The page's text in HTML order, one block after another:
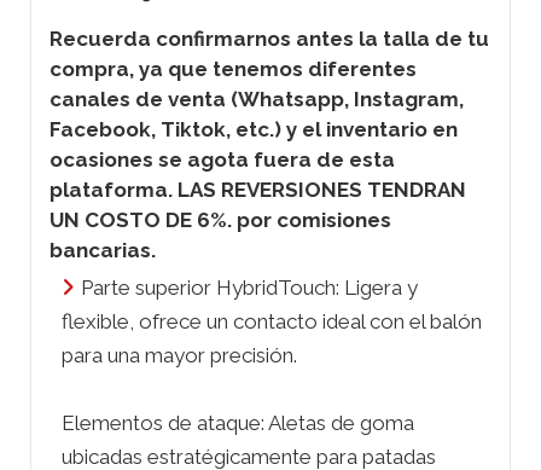
Recuerda confirmarnos antes la talla de tu
compra, ya que tenemos diferentes
canales de venta (Whatsapp, Instagram,
Facebook, Tiktok, etc.) y el inventario en
ocasiones se agota fuera de esta
plataforma. LAS REVERSIONES TENDRAN
UN COSTO DE 6%. por comisiones
bancarias.
Parte superior HybridTouch: Ligera y
flexible, ofrece un contacto ideal con el balón
para una mayor precisión.
Elementos de ataque: Aletas de goma
ubicadas estratégicamente para patadas